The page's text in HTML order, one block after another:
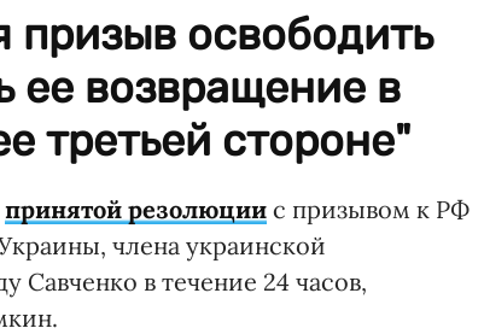
призыв освободить
ее возвращение в
третьей стороне"
принятой резолюции с призывом к РФ
члена украинской
в течение 24 часов,